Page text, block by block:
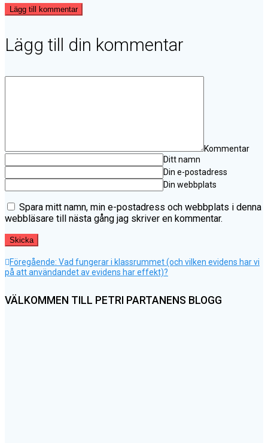
Lägg till kommentar
Lägg till din kommentar
Kommentar
Ditt namn
Din e-postadress
Din webbplats
Spara mitt namn, min e-postadress och webbplats i denna
webbläsare till nästa gång jag skriver en kommentar.
Inläggsnavigering
Föregående: Föregående
inlägg:
Vad fungerar i klassrummet (och vilken evidens har vi
på att användandet av evidens har effekt)?
VÄLKOMMEN TILL PETRI PARTANENS BLOGG